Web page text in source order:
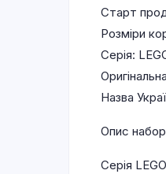
Старт
Розміри
Серія:
Назва
Опис
Серія